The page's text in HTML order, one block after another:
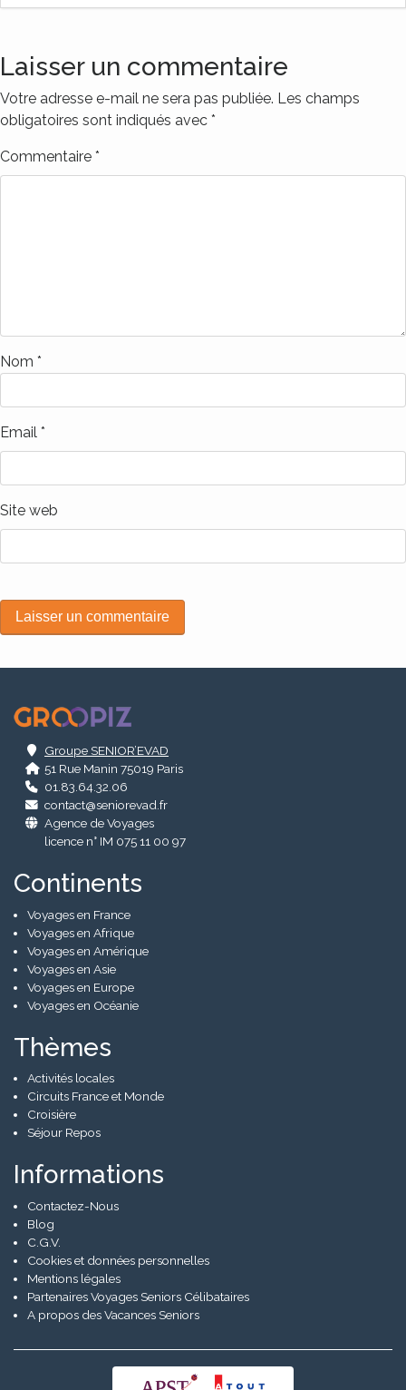
Laisser un commentaire
Votre adresse e-mail ne sera pas publiée. Les champs
obligatoires sont indiqués avec *
Commentaire *
Nom *
Email *
Site web
Groupe SENIOR’EVAD
51 Rue Manin 75019 Paris
01.83.64.32.06
contact@seniorevad.fr
Agence de Voyages
licence n° IM 075 11 00 97
Continents
Voyages en France
Voyages en Afrique
Voyages en Amérique
Voyages en Asie
Voyages en Europe
Voyages en Océanie
Thèmes
Activités locales
Circuits France et Monde
Croisière
Séjour Repos
Informations
Contactez-Nous
Blog
C.G.V.
Cookies et données personnelles
Mentions légales
Partenaires Voyages Seniors Célibataires
A propos des Vacances Seniors